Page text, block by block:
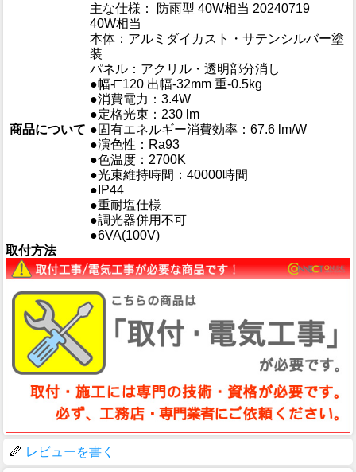
主な仕様： 防雨型 40W相当 20240719
商品について
40W相当
本体：アルミダイカスト・サテンシルバー塗
装
パネル：アクリル・透明部分消し
●幅-□120 出幅-32mm 重-0.5kg
●消費電力：3.4W
●定格光束：230 lm
●固有エネルギー消費効率：67.6 lm/W
●演色性：Ra93
●色温度：2700K
●光束維持時間：40000時間
●IP44
●重耐塩仕様
●調光器併用不可
●6VA(100V)
取付方法
レビューを書く